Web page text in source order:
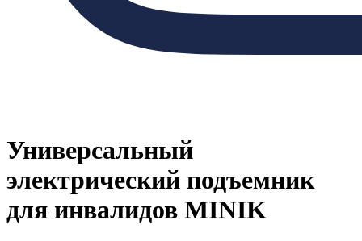
Универсальный
электрический подъемник
для инвалидов MINIK